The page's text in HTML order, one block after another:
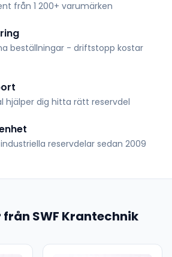
från 1 200+ varumärken
beställningar - driftstopp kostar
hjälper dig hitta rätt reservdel
reservdelar sedan 2009
SWF Krantechnik